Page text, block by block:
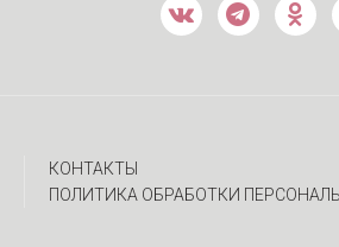
КОНТАКТЫ
ПОЛИТИКА ОБРАБОТКИ